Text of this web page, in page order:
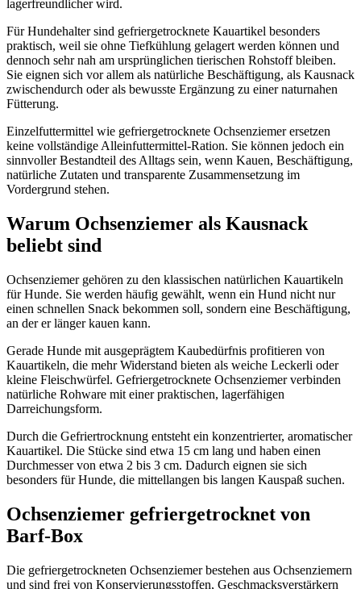
lagerfreundlicher wird.
Für Hundehalter sind gefriergetrocknete Kauartikel besonders
praktisch, weil sie ohne Tiefkühlung gelagert werden können und
dennoch sehr nah am ursprünglichen tierischen Rohstoff bleiben.
Sie eignen sich vor allem als natürliche Beschäftigung, als Kausnack
zwischendurch oder als bewusste Ergänzung zu einer naturnahen
Fütterung.
Einzelfuttermittel wie gefriergetrocknete Ochsenziemer ersetzen
keine vollständige Alleinfuttermittel-Ration. Sie können jedoch ein
sinnvoller Bestandteil des Alltags sein, wenn Kauen, Beschäftigung,
natürliche Zutaten und transparente Zusammensetzung im
Vordergrund stehen.
Warum Ochsenziemer als Kausnack
beliebt sind
Ochsenziemer gehören zu den klassischen natürlichen Kauartikeln
für Hunde. Sie werden häufig gewählt, wenn ein Hund nicht nur
einen schnellen Snack bekommen soll, sondern eine Beschäftigung,
an der er länger kauen kann.
Gerade Hunde mit ausgeprägtem Kaubedürfnis profitieren von
Kauartikeln, die mehr Widerstand bieten als weiche Leckerli oder
kleine Fleischwürfel. Gefriergetrocknete Ochsenziemer verbinden
natürliche Rohware mit einer praktischen, lagerfähigen
Darreichungsform.
Durch die Gefriertrocknung entsteht ein konzentrierter, aromatischer
Kauartikel. Die Stücke sind etwa 15 cm lang und haben einen
Durchmesser von etwa 2 bis 3 cm. Dadurch eignen sie sich
besonders für Hunde, die mittellangen bis langen Kauspaß suchen.
Ochsenziemer gefriergetrocknet von
Barf-Box
Die gefriergetrockneten Ochsenziemer bestehen aus Ochsenziemern
und sind frei von Konservierungsstoffen, Geschmacksverstärkern